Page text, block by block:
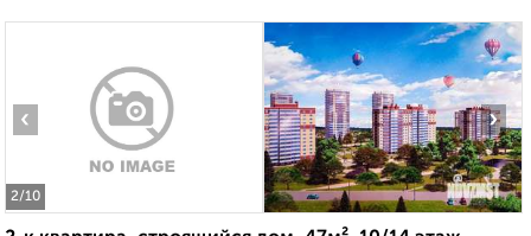
2/10
‹ ›